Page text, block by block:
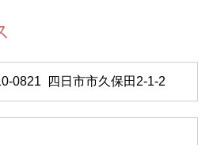
0821 四日市市久保田2-1-2